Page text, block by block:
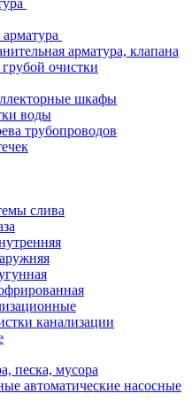
арматура, клапана
очистки
шкафы
воды
трубопроводов
слива
канализации
песка, мусора
автоматические насосные